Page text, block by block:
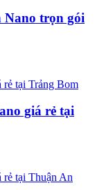
Nano trọn gói
giá rẻ tại